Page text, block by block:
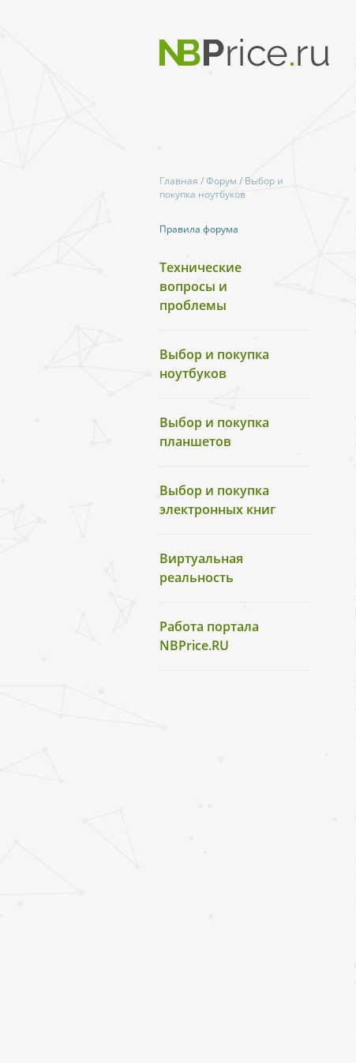
Главная /Форум / Выбор и
покупка ноутбуков
Правила форума
Технические
вопросы и
проблемы
Выбор и покупка
ноутбуков
Выбор и покупка
планшетов
Выбор и покупка
электронных книг
Виртуальная
реальность
Работа портала
NBPrice.RU